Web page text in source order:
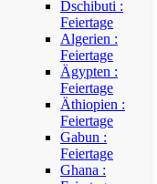
Dschibuti :
Feiertage
Algerien :
Feiertage
Ägypten :
Feiertage
Äthiopien :
Feiertage
Gabun :
Feiertage
Ghana :